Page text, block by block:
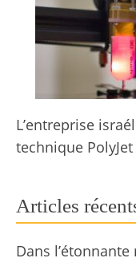
L’entreprise
technique PolyJet
Articles
Dans